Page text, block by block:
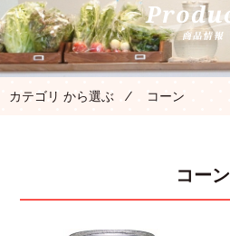
カテゴリ から選ぶ ⁄ コーン
コーン